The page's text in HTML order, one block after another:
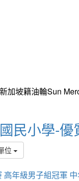
加坡籍油輪Sun
民小學-優
位
年級男子組冠軍